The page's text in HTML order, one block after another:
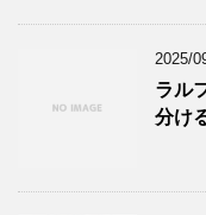
2025/
ラル
分け